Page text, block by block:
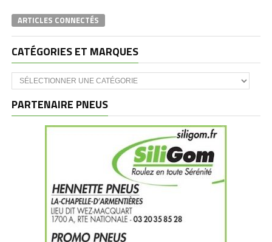
ARTICLES CONNECTÉS
CATÉGORIES ET MARQUES
Catégories
et
PARTENAIRE PNEUS